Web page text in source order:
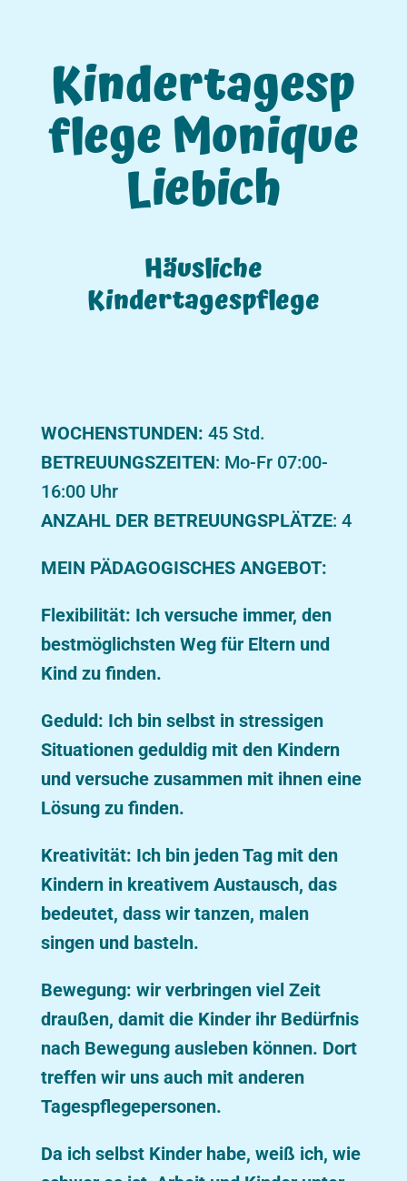
Kindertagesp
flege Monique
Liebich
Häusliche
Kindertagespflege
WOCHENSTUNDEN: 45 Std.
BETREUUNGSZEITEN: Mo-Fr 07:00-
16:00 Uhr
ANZAHL DER BETREUUNGSPLÄTZE: 4
MEIN PÄDAGOGISCHES ANGEBOT:
Flexibilität: Ich versuche immer, den
bestmöglichsten Weg für Eltern und
Kind zu finden.
Geduld: Ich bin selbst in stressigen
Situationen geduldig mit den Kindern
und versuche zusammen mit ihnen eine
Lösung zu finden.
Kreativität: Ich bin jeden Tag mit den
Kindern in kreativem Austausch, das
bedeutet, dass wir tanzen, malen
singen und basteln.
Bewegung: wir verbringen viel Zeit
draußen, damit die Kinder ihr Bedürfnis
nach Bewegung ausleben können. Dort
treffen wir uns auch mit anderen
Tagespflegepersonen.
Da ich selbst Kinder habe, weiß ich, wie